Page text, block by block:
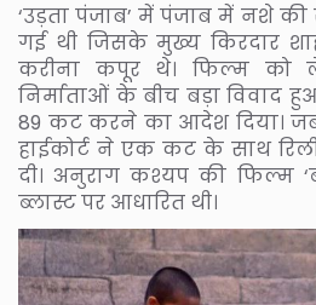
‘उड़ता पंजाब’ में पंजाब में नशे
गई थी जिसके मुख्य किरदार
करीना कपूर थे। फिल्म को
निर्माताओं के बीच बड़ा विवाद
89 कट करने का आदेश दिया।
हाईकोर्ट ने एक कट के साथ
दी। अनुराग कश्यप की फिल्म
ब्लास्ट पर आधारित थी।